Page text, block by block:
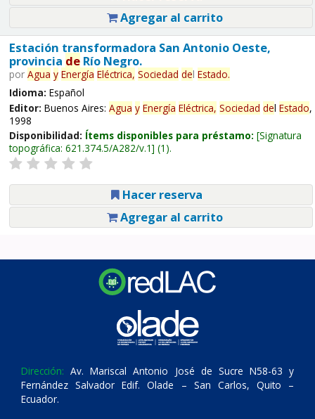
Agregar al carrito
Estación transformadora San Antonio Oeste,
provincia deRío Negro.
por Agua y Energía Eléctrica, Sociedad del Estado.
Idioma: Español
Editor: Buenos Aires: Agua y Energía Eléctrica, Sociedad del Estado,
1998
Disponibilidad: Ítems disponibles para préstamo: Signatura
topográfica: 621.374.5/A282/v.1 (1).
Hacer reserva
Agregar al carrito
Dirección: Av. Mariscal Antonio José de Sucre N58-63 y
Fernández Salvador Edif. Olade – San Carlos, Quito –
Ecuador.